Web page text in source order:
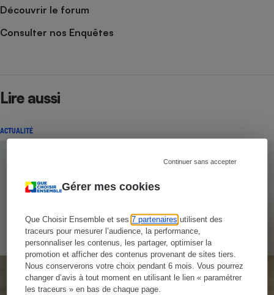
Gérer mes cookies
Que Choisir Ensemble et ses7 partenaires utilisent des
traceurs pour mesurer l’audience, la performance,
personnaliser les contenus, les partager, optimiser la
promotion et afficher des contenus provenant de sites tiers.
Nous conserverons votre choix pendant 6 mois. Vous pourrez
changer d’avis à tout moment en utilisant le lien « paramétrer
les traceurs » en bas de chaque page.
Continuer sans accepter
Découvrir le forum
Consulter nos Enquêtes
Lire aussi
ACTUALITÉ